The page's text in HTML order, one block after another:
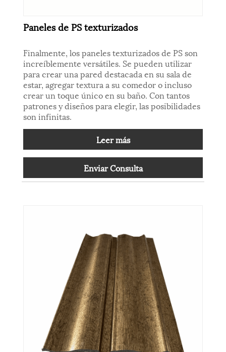
Paneles de PS texturizados
Finalmente, los paneles texturizados de PS son
increíblemente versátiles. Se pueden utilizar
para crear una pared destacada en su sala de
estar, agregar textura a su comedor o incluso
crear un toque único en su baño. Con tantos
patrones y diseños para elegir, las posibilidades
son infinitas.
Leer más
Enviar Consulta